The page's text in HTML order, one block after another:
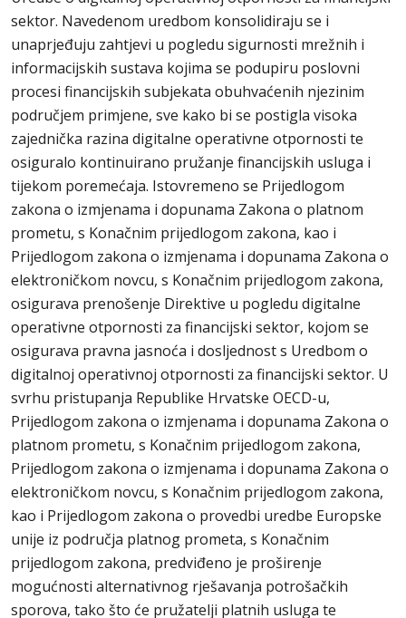
sektor. Navedenom uredbom konsolidiraju se i
unaprjeđuju zahtjevi u pogledu sigurnosti mrežnih i
informacijskih sustava kojima se podupiru poslovni
procesi financijskih subjekata obuhvaćenih njezinim
područjem primjene, sve kako bi se postigla visoka
zajednička razina digitalne operativne otpornosti te
osiguralo kontinuirano pružanje financijskih usluga i
tijekom poremećaja. Istovremeno se Prijedlogom
zakona o izmjenama i dopunama Zakona o platnom
prometu, s Konačnim prijedlogom zakona, kao i
Prijedlogom zakona o izmjenama i dopunama Zakona o
elektroničkom novcu, s Konačnim prijedlogom zakona,
osigurava prenošenje Direktive u pogledu digitalne
operativne otpornosti za financijski sektor, kojom se
osigurava pravna jasnoća i dosljednost s Uredbom o
digitalnoj operativnoj otpornosti za financijski sektor. U
svrhu pristupanja Republike Hrvatske OECD-u,
Prijedlogom zakona o izmjenama i dopunama Zakona o
platnom prometu, s Konačnim prijedlogom zakona,
Prijedlogom zakona o izmjenama i dopunama Zakona o
elektroničkom novcu, s Konačnim prijedlogom zakona,
kao i Prijedlogom zakona o provedbi uredbe Europske
unije iz područja platnog prometa, s Konačnim
prijedlogom zakona, predviđeno je proširenje
mogućnosti alternativnog rješavanja potrošačkih
sporova, tako što će pružatelji platnih usluga te